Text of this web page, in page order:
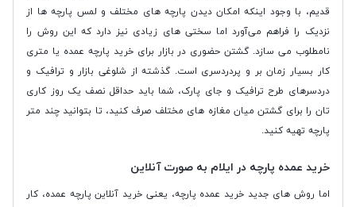
قدیم، با وجود اینکه امکان دیدن پارچه‌ های مختلف و لمس پارچه ‌ها از
نزدیک را فراهم می‌آورد اما سختی ‌های زیادی نیز دارد که این روش را
نامطلوب می ‌سازد. گشتن حضوری در بازار برای خرید پارچه عمده یا متری
کار بسیار زمان‌ بر و پردردسری ا‌ست. گذشته از شلوغی بازار و ترافیک و
دردسرهای طرح ترافیک و جای پارک، شما باید حداقل نصف یک روز کاری‌
تان را برای گشتن میان مغازه ‌های مختلف صرف کنید، تا بتوانید چند متر
پارچه تهیه کنید.
خرید عمده پارچه در ایلام به صورت آنلاین
اما روش‌ های جدید خرید عمده پارچه، یعنی خرید آنلاین پارچه عمده، کار